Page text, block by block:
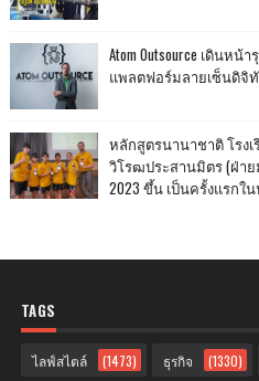
Atom Outsource เดินหน้
แพลตฟอร์มลายเซ็นดิจิ
หลักสูตรนานาชาติ โรง
วิโรฒประสานมิตร (ฝ่ายมั
2023 ขึ้น เป็นครั้งแรกใ
TAGS
ไลฟ์สไตล์ (1473) ธุรกิจ (1330)